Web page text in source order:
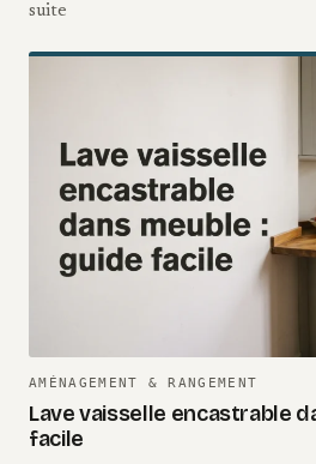
suite
AMÉNAGEMENT & RANGEMENT
Lave vaisselle encastrable
facile